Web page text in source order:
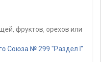
фруктов, орехов или
Союза № 299 "Раздел I"